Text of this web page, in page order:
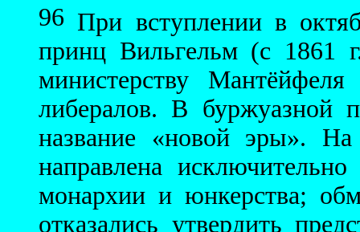
96 При вступлении в
принц Вильгельм (с 1861
министерству
либералов. В буржуазной
название «новой эры».
направлена
монархии и юнкерства;
отказались утвердить